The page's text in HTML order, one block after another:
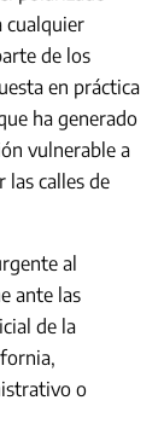
cualquier
de los
en práctica
ha generado
vulnerable a
las calles de
al
ante las
de la
o